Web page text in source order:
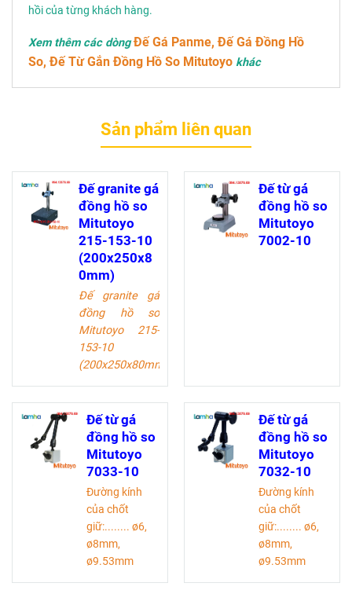
hồi của từng khách hàng.
Xem thêm các dòng Đế Gá Panme, Đế Gá Đồng Hồ
So, Đế Từ Gắn Đồng Hồ So Mitutoyo khác
Sản phẩm liên quan
Đế granite gá
đồng hồ so
Mitutoyo
215-153-10
(200x250x8
0mm)
Đế granite gá
đồng hồ so
Mitutoyo 215-
153-10
(200x250x80mm)
thực hiện phép
đo, cho kết quả
chính xác nhất.
Phạm vi điều
chỉnh: 250mm.
Sử dụng cho
đồng hồ so
đường kính
trục: Ø8mm,
Ø9.53mm
Đế từ gá
đồng hồ so
Mitutoyo
7002-10
Đế từ gá
đồng hồ so
Mitutoyo
7033-10
Đường kính
của chốt
giữ:........ ø6,
ø8mm,
ø9.53mm
Đế từ gá
đồng hồ so
Mitutoyo
7032-10
Đường kính
của chốt
giữ:........ ø6,
ø8mm,
ø9.53mm